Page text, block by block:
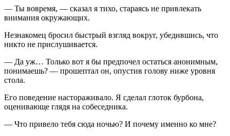
— Ты вовремя, — сказал я тихо, стараясь не привлекать
внимания окружающих.
Незнакомец бросил быстрый взгляд вокруг, убедившись, что
никто не прислушивается.
— Да уж… Только вот я бы предпочел остаться анонимным,
понимаешь? — прошептал он, опустив голову ниже уровня
стола.
Его поведение настораживало. Я сделал глоток бурбона,
оценивающе глядя на собеседника.
— Что привело тебя сюда ночью? И почему именно ко мне?